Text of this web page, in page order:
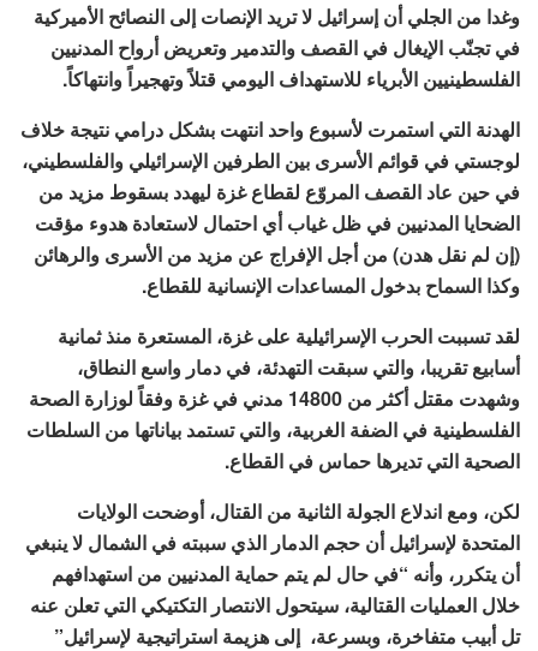
وغدا من الجلي أن إسرائيل لا تريد الإنصات إلى النصائح الأميركية
في تجنّب الإيغال في القصف والتدمير وتعريض أرواح المدنيين
الفلسطينيين الأبرياء للاستهداف اليومي قتلاً وتهجيراً وانتهاكاً.
الهدنة التي استمرت لأسبوع واحد انتهت بشكل درامي نتيجة خلاف
لوجستي في قوائم الأسرى بين الطرفين الإسرائيلي والفلسطيني،
في حين عاد القصف المروّع لقطاع غزة ليهدد بسقوط مزيد من
الضحايا المدنيين في ظل غياب أي احتمال لاستعادة هدوء مؤقت
(إن لم نقل هدن) من أجل الإفراج عن مزيد من الأسرى والرهائن
وكذا السماح بدخول المساعدات الإنسانية للقطاع.
لقد تسببت الحرب الإسرائيلية على غزة، المستعرة منذ ثمانية
أسابيع تقريبا، والتي سبقت التهدئة، في دمار واسع النطاق،
وشهدت مقتل أكثر من 14800 مدني في غزة وفقاً لوزارة الصحة
الفلسطينية في الضفة الغربية، والتي تستمد بياناتها من السلطات
الصحية التي تديرها حماس في القطاع.
لكن، ومع اندلاع الجولة الثانية من القتال، أوضحت الولايات
المتحدة لإسرائيل أن حجم الدمار الذي سببته في الشمال لا ينبغي
أن يتكرر، وأنه “في حال لم يتم حماية المدنيين من استهدافهم
خلال العمليات القتالية، سيتحول الانتصار التكتيكي التي تعلن عنه
تل أبيب متفاخرة، وبسرعة، إلى هزيمة استراتيجية لإسرائيل”